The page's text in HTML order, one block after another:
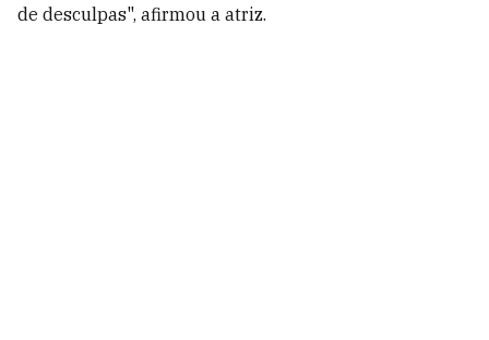
de desculpas", afirmou a atriz.